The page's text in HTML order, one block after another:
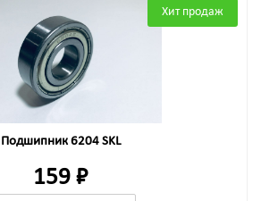
Хит продаж
Подшипник 6204 SKL
159 ₽